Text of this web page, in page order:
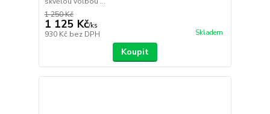
1 250 Kč
1 125 Kč/ks
930 Kč bez DPH Skladem
Koupit